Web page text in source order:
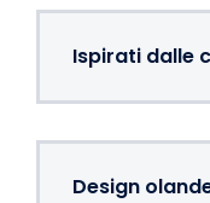
Ispirati dalle
Design